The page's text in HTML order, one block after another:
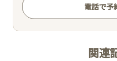
ACCESS /
電話で予
関連